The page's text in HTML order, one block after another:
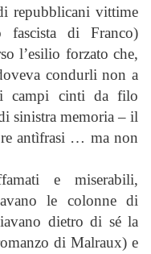
repubblicani vittime
di Franco)
l’esilio forzato che,
condurli non a
campi cinti da filo
sinistra memoria – il
antìfrasi … ma non
e miserabili,
le colonne di
dietro di sé la
di Malraux) e